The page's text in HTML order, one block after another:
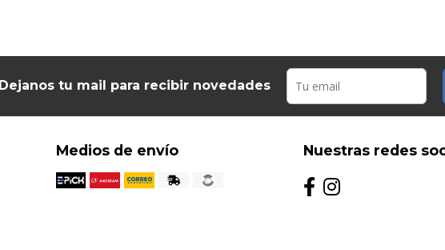
Dejanos tu mail para recibir novedades
Medios de envío Nuestras redes